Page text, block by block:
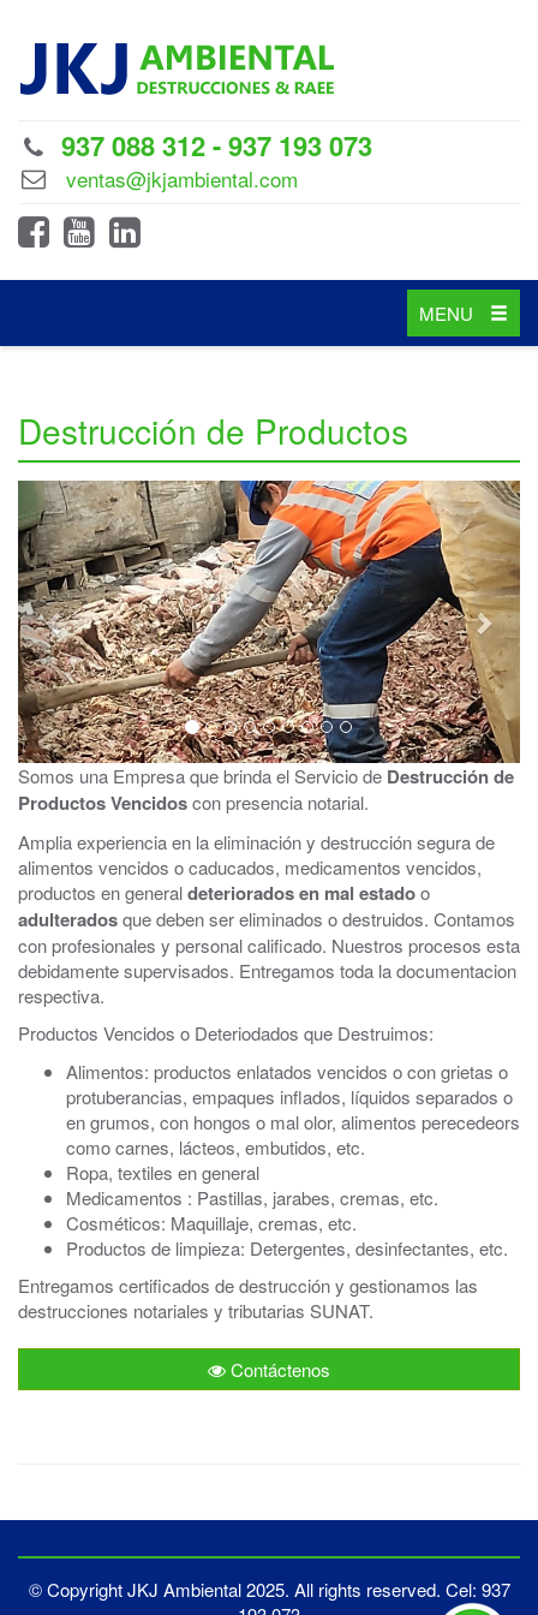
937 088 312 - 937 193 073
ventas@jkjambiental.com
Toggle
navigation
MENU
Destrucción de Productos
Somos una Empresa que brinda el Servicio de Destrucción de
Productos Vencidoscon presencia notarial.
Amplia experiencia en la eliminación y destrucción segura de
alimentos vencidos o caducados, medicamentos vencidos,
productos en generaldeteriorados en mal estadoo
adulteradosque deben ser eliminados o destruidos. Contamos
con profesionales y personal calificado. Nuestros procesos esta
debidamente supervisados. Entregamos toda la documentacion
respectiva.
Productos Vencidos o Deteriodados que Destruimos:
Alimentos: productos enlatados vencidos o con grietas o
protuberancias, empaques inflados, líquidos separados o
en grumos, con hongos o mal olor, alimentos perecedeors
como carnes, lácteos, embutidos, etc.
Ropa, textiles en general
Medicamentos : Pastillas, jarabes, cremas, etc.
Cosméticos: Maquillaje, cremas, etc.
Productos de limpieza: Detergentes, desinfectantes, etc.
Entregamos certificados de destrucción y gestionamos las
destrucciones notariales y tributarias SUNAT.
Contáctenos
© Copyright JKJ Ambiental 2025. All rights reserved. Cel: 937